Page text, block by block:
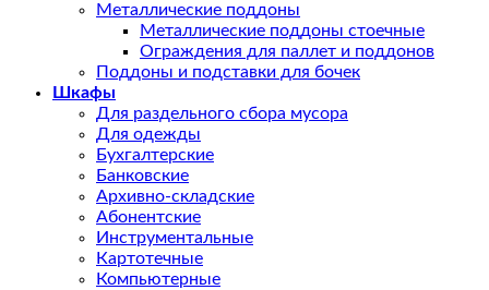
Металлические поддоны
Металлические поддоны стоечные
Ограждения для паллет и поддонов
Поддоны и подставки для бочек
Шкафы
Для раздельного сбора мусора
Для одежды
Бухгалтерские
Банковские
Архивно-складские
Абонентские
Инструментальные
Картотечные
Компьютерные